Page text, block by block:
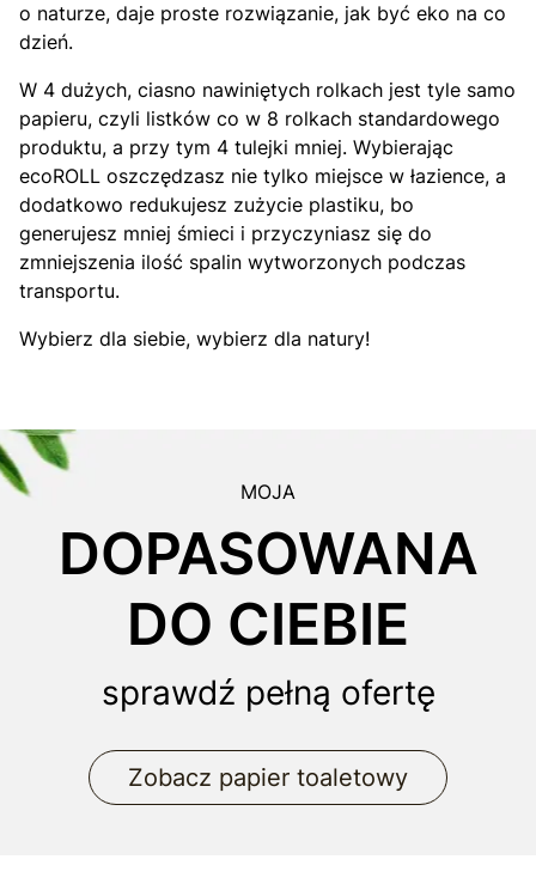
o naturze, daje proste rozwiązanie, jak być eko na co
dzień.
W 4 dużych, ciasno nawiniętych rolkach jest tyle samo
papieru, czyli listków co w 8 rolkach standardowego
produktu, a przy tym 4 tulejki mniej. Wybierając
ecoROLL oszczędzasz nie tylko miejsce w łazience, a
dodatkowo redukujesz zużycie plastiku, bo
generujesz mniej śmieci i przyczyniasz się do
zmniejszenia ilość spalin wytworzonych podczas
transportu.
Wybierz dla siebie, wybierz dla natury!
MOJA
DOPASOWANA
DO CIEBIE
sprawdź pełną ofertę
Zobacz papier toaletowy